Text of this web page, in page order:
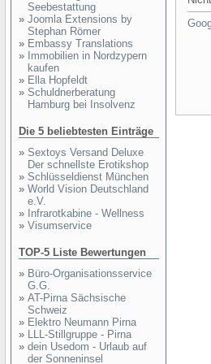
Seebestattung
» Joomla Extensions by
Stephan Römer
» Embassy Translations
» Immobilien in Nordzypern
kaufen
» Ella Hopfeldt
» Schuldnerberatung
Hamburg bei Insolvenz
Die 5 beliebtesten Einträge
» Sextoys Versand Deluxe
Der schnellste Erotikshop
» Schlüsseldienst München
» World Vision Deutschland
e.V.
» Infrarotkabine - Wellness
» Visumservice
TOP-5 Liste Bewertungen
» Büro-Organisationsservice
G.G.
» AT-Pirna Sächsische
Schweiz
» Elektro Neumann Pirna
» LLL-Stillgruppe - Pirna
» dein Usedom - Urlaub auf
der Sonneninsel